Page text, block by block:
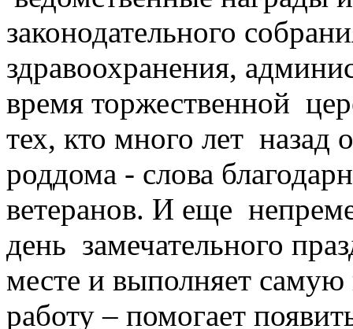
законодательного
здравоохранения,
время торжественной
тех, кто много лет назад
роддома - слова
ветеранов. И еще
день замечательного
месте и выполняет
работу – помогает